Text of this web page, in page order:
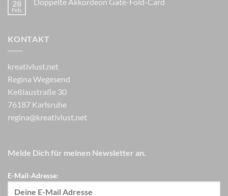
28
Feb.
KONTAKT
kreativlust.net
Regina Wegesend
Keßlaustraße 30
76187 Karlsruhe
regina@kreativlust.net
Melde Dich für meinen Newsletter an.
E-Mail-Adresse: